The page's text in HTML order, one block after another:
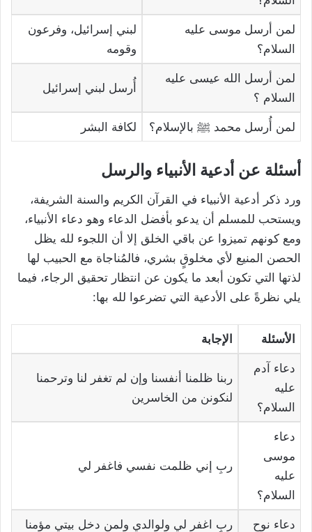
لمن أرسل موسى عليه
السلام؟
لبني إسرائيل، وفرعون
وقومه
لمن أرسل الله عيسى عليه
السلام ؟
أُرسل لبني إسرائيل
لمن أُرسل محمد ﷺ بالإسلام؟ لكافة البشر
أسئلة عن أدعية الأنبياء والرسل
ورد ذكر أدعية الأنبياء في القرآن الكريم والسنة الشريفة،
ويستحب للمسلم أن يدعو بأفضل الدعاء وهو دعاء الأنبياء،
ومع كونهم تميزوا عن باقي الخلق إلا أن اللجوء لله يظل
الحصن المنيع لأي مخلوقٍ بشري، فالمُناجاة مع الحبيب لها
لذتها التي تكون أبعد ما يكون عن انتظار تحقيق الرجاء، فيما
يلي نظرةً على الأدعية التي تضرعوا لله بها:
الأسئلة الإجابة
دعاء آدم
عليه
السلام؟
ربنا ظلمنا أنفسنا وإن لم تغفر لنا وترحمنا
لنكونن من الخاسرين
دعاء
موسى
عليه
السلام؟
ربِ إني ظلمت نفسي فاغفر لي
دعاء نوح
ربِ اغفر لي ولوالدي ولمن دخل بيتي مؤمنا